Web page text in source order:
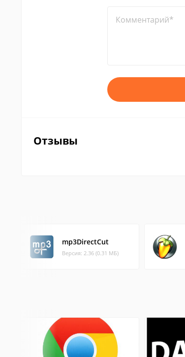
Комментарий*
Отзывы
mp3DirectCut
Версия: 2.36 (0.31 МБ)